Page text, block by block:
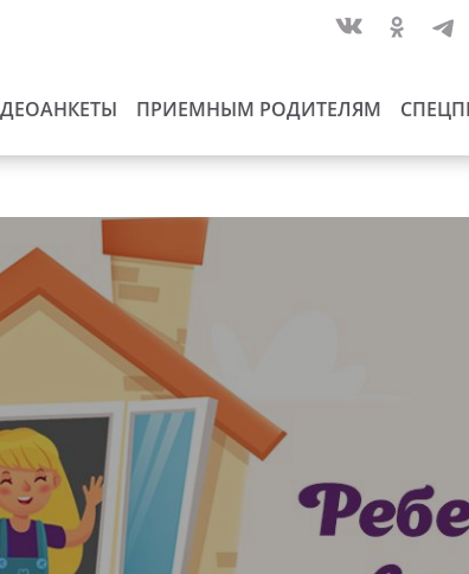
ПРИЕМНЫМ РОДИТЕЛЯМ